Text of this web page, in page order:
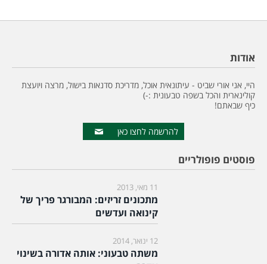
אודות
היי, אני אורי שביט - עיתונאית אוכל, מדריכת סדנאות בישול, מרצה ויועצת
קולינארית והכל בשפה טבעונית :-)
כיף שבאתם!
להרשמה לחצו כאן
פוסטים פופולריים
11 מאי, 2013
מתכונים זריזים: המבורגר פריך של
קינואה ועדשים
12 ינואר, 2014
משתה טבעוני: אותה אדורה בשינוי